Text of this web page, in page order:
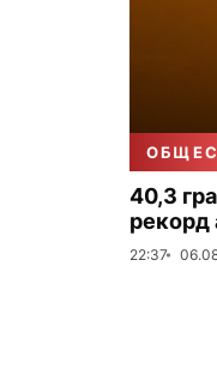
40,3
рекорд
22:37